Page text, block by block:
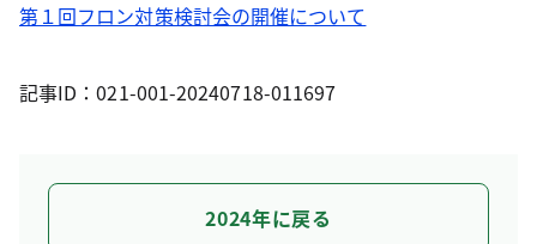
第１回フロン対策検討会の開催について
記事ID：021-001-20240718-011697
2024年に戻る